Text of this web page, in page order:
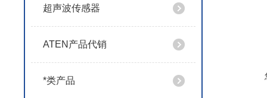
超声波传感器
ATEN产品代销
*类产品